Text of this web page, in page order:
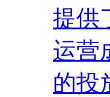
提供
运营
的投